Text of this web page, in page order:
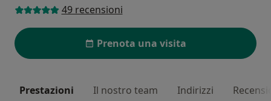
49 recensioni
Prenota una visita
Prestazioni Il nostro team Indirizzi